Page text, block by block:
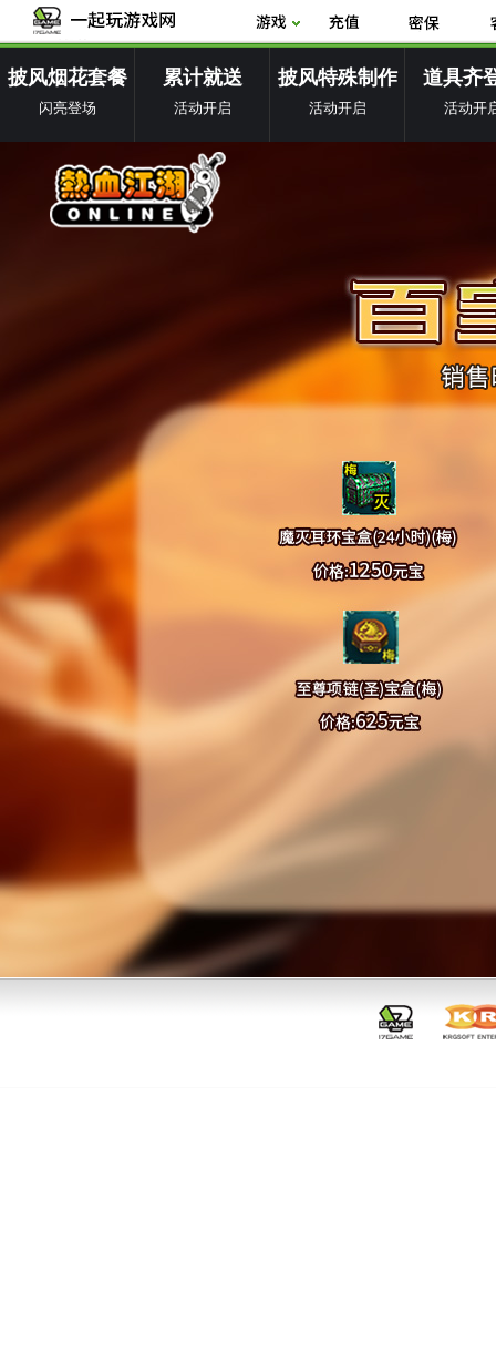
披风烟花套餐
闪亮登场
累计就送
活动开启
披风特殊制作
活动开启
道具齐
活动开